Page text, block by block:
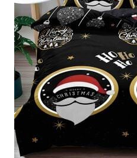
Cearceaf cu elastic
Cearceaf normal
Lenjerii De Pat Creponate
Lenjerii De Pat Bumbac Poplin 2
Persoane
Lenjerii De Pat Bumbac Poplin,
Matlasate, 2 Persoane
Lenjerii De Pat Bumbac Satinat 2
Persoane
Lenjerii De Pat Volanase